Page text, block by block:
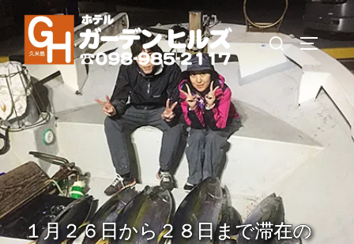
テ
ン
ツ
へ
ス
ッ
プ
検
対
サイドバ
１月２６日から２８日まで滞在の